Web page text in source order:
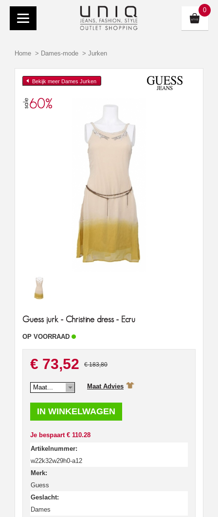
0
Home > Dames-mode > Jurken
Bekijk meer Dames Jurken
Guess jurk - Christine dress - Ecru
OP VOORRAAD
€ 73,52 € 183,80
Maat... Maat Advies
Je bespaart € 110.28
Artikelnummer:
w22k32w29h0-a12
Merk:
Guess
Geslacht:
Dames